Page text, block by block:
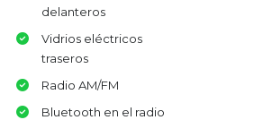
delanteros
Vidrios eléctricos
traseros
Radio AM/FM
Bluetooth en el radio